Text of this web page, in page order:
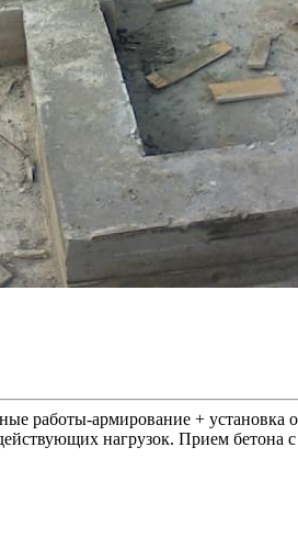
работы-армирование + установка
нагрузок. Прием бетона с